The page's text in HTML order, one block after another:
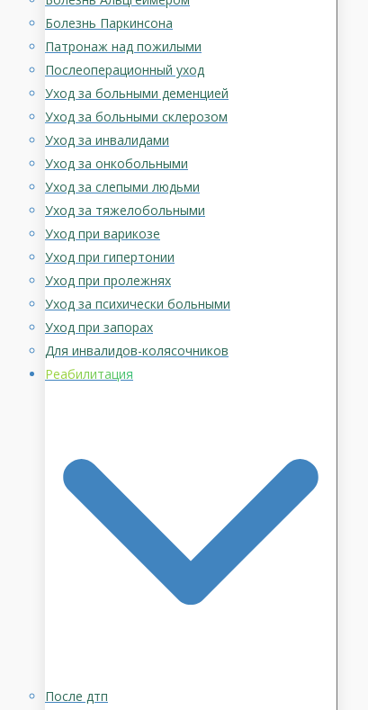
Болезнь Паркинсона
Патронаж над пожилыми
Послеоперационный уход
Уход за больными деменцией
Уход за больными склерозом
Уход за инвалидами
Уход за онкобольными
Уход за слепыми людьми
Уход за тяжелобольными
Уход при варикозе
Уход при гипертонии
Уход при пролежнях
Уход за психически больными
Уход при запорах
Для инвалидов-колясочников
Реабилитация
После дтп